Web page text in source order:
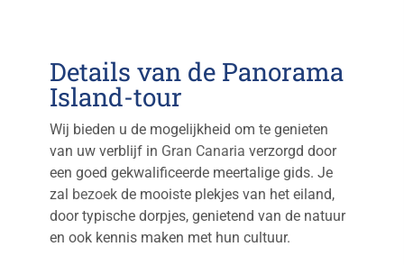
Details van de Panorama
Island-tour
Wij bieden u de mogelijkheid om te genieten
van uw verblijf in Gran Canaria verzorgd door
een goed gekwalificeerde meertalige gids. Je
zal bezoek de mooiste plekjes van het eiland,
door typische dorpjes, genietend van de natuur
en ook kennis maken met hun cultuur.